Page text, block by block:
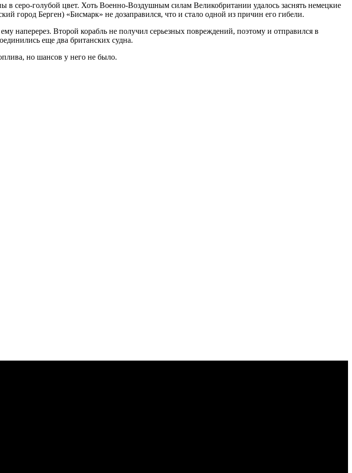
серо-голубой цвет. Хоть Военно-Воздушным силам Великобритании удалось заснять немецкие
город Берген) «Бисмарк» не дозаправился, что и стало одной из причин его гибели.
наперерез. Второй корабль не получил серьезных повреждений, поэтому и отправился в
еще два британских судна.
но шансов у него не было.